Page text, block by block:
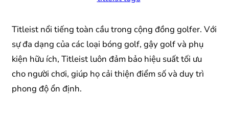
Titleist nổi tiếng toàn cầu trong cộng đồng golfer. Với
sự đa dạng của các loại bóng golf, gậy golf và phụ
kiện hữu ích, Titleist luôn đảm bảo hiệu suất tối ưu
cho người chơi, giúp họ cải thiện điểm số và duy trì
phong độ ổn định.